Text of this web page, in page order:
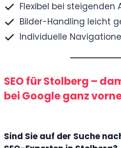
Flexibel bei steigenden
Bilder-Handling leicht
Individuelle
SEO für Stolberg –
bei Google ganz
Sind Sie auf der Suche